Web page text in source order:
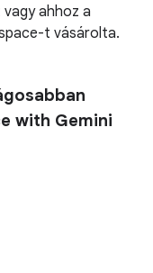
ahhoz a
t vásárolta.
with Gemini